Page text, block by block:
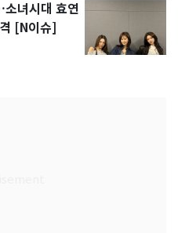
녀시대 효연
[N이슈]